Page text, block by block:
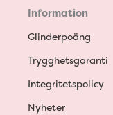
Information
Glinderpoäng
Trygghetsgaranti
Integritetspolicy
Nyheter